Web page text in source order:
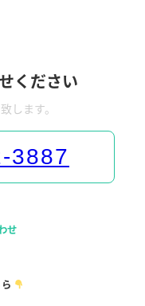
ください
します。
3887
せ